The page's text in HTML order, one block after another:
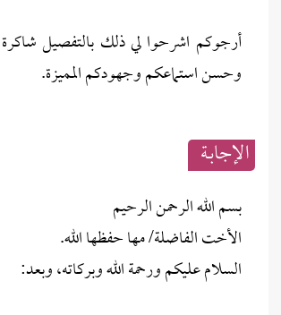
أرجوكم اشرحوا لي ذلك بالتفصيل
وحسن استماعكم وجهودكم المميزة.
الإجابــة
بسم الله الرحمن الرحيم
الأخت الفاضلة/ مها حفظها الله.
السلام عليكم ورحمة الله وبركاته، وبعد: